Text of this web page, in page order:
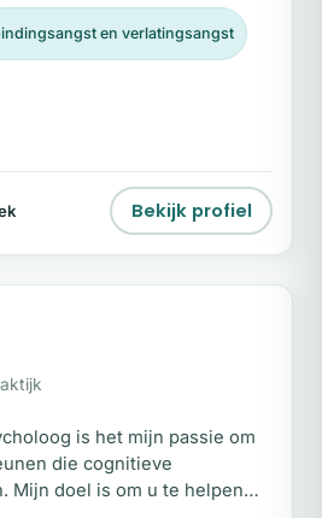
ervaring en jarenlange
kijkt Titia verder dan alleen
en verlatingsangst
Bekijk profiel
is het mijn passie om
die cognitieve
Mijn doel is om u te helpen